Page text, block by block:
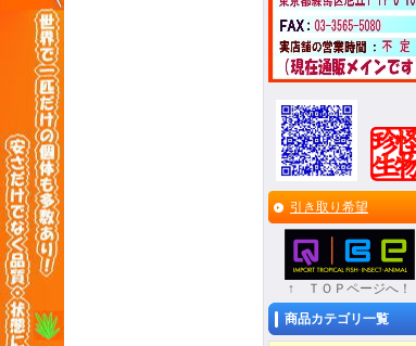
引き取り希望
↑ ＴＯＰページへ！
商品カテゴリ一覧